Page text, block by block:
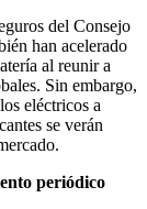
del Consejo
han acelerado
al reunir a
Sin embargo,
eléctricos a
se verán
periódico